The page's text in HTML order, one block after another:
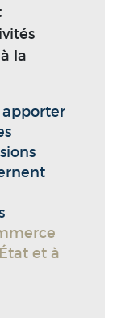
la
apporter
et à